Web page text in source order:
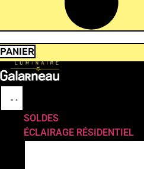
PANIER
SOLDES
ÉCLAIRAGE RÉSIDENTIEL